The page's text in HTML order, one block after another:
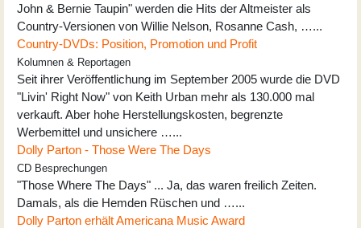
John & Bernie Taupin" werden die Hits der Altmeister als
Country-Versionen von Willie Nelson, Rosanne Cash, …...
Country-DVDs: Position, Promotion und Profit
Kolumnen & Reportagen
Seit ihrer Veröffentlichung im September 2005 wurde die DVD
"Livin' Right Now" von Keith Urban mehr als 130.000 mal
verkauft. Aber hohe Herstellungskosten, begrenzte
Werbemittel und unsichere …...
Dolly Parton - Those Were The Days
CD Besprechungen
"Those Where The Days" ... Ja, das waren freilich Zeiten.
Damals, als die Hemden Rüschen und …...
Dolly Parton erhält Americana Music Award